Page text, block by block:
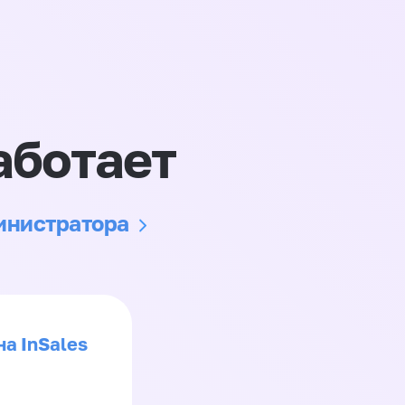
InSales